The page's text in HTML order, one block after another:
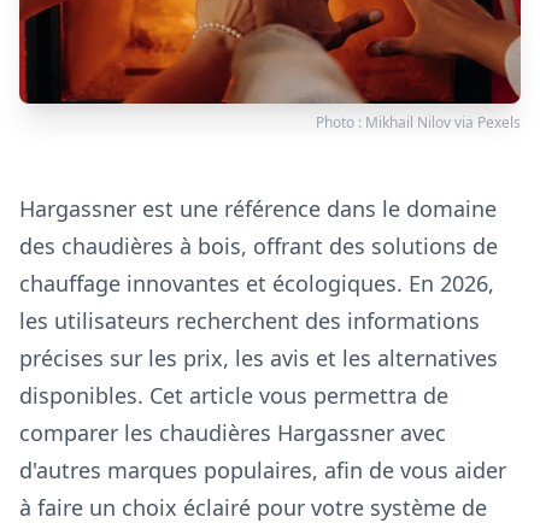
Photo : Mikhail Nilovvia Pexels
Hargassner est une référence dans le domaine
des chaudières à bois, offrant des solutions de
chauffage innovantes et écologiques. En 2026,
les utilisateurs recherchent des informations
précises sur les prix, les avis et les alternatives
disponibles. Cet article vous permettra de
comparer les chaudières Hargassner avec
d'autres marques populaires, afin de vous aider
à faire un choix éclairé pour votre système de